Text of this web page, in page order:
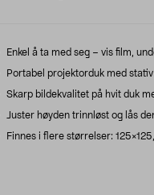
Enkel å ta med seg – vis film,
Portabel projektorduk med
Skarp bildekvalitet på hvit duk
Juster høyden trinnløst og lås
Finnes i flere størrelser: